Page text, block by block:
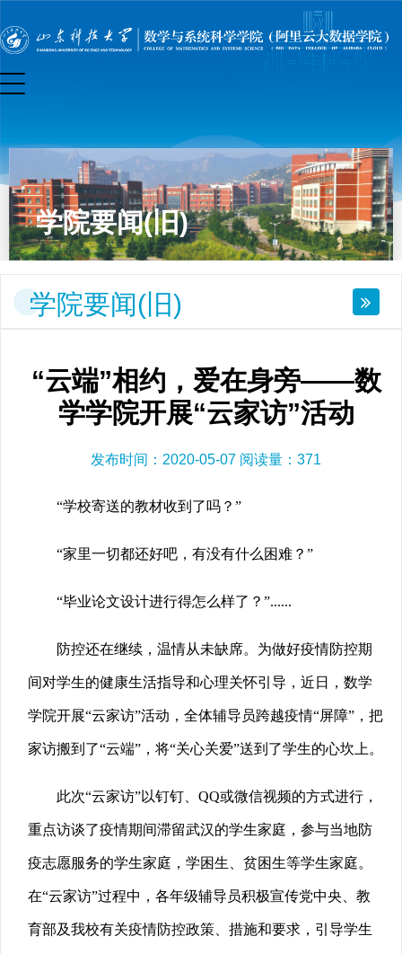
学院要闻(旧)
学院要闻(旧)
“云端”相约，爱在身旁——数
学学院开展“云家访”活动
发布时间：2020-05-07 阅读量： 371
“学校寄送的教材收到了吗？”
“家里一切都还好吧，有没有什么困难？”
“毕业论文设计进行得怎么样了？”......
防控还在继续，温情从未缺席。为做好疫情防控期
间对学生的健康生活指导和心理关怀引导，近日，数学
学院开展“云家访”活动，全体辅导员跨越疫情“屏障”，把
家访搬到了“云端”，将“关心关爱”送到了学生的心坎上。
此次“云家访”以钉钉、QQ或微信视频的方式进行，
重点访谈了疫情期间滞留武汉的学生家庭，参与当地防
疫志愿服务的学生家庭，学困生、贫困生等学生家庭。
在“云家访”过程中，各年级辅导员积极宣传党中央、教
育部及我校有关疫情防控政策、措施和要求，引导学生